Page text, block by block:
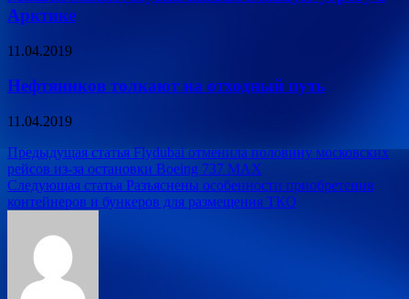
Арктике
11.04.2019
Нефтяников толкают на отходный путь
11.04.2019
Навигация
по
записям
Предыдущая статья Flydubai отменила половину московских
рейсов из-за остановки Boeing 737 MAX
Следующая статья Разъяснены особенности приобретения
контейнеров и бункеров для размещения ТКО